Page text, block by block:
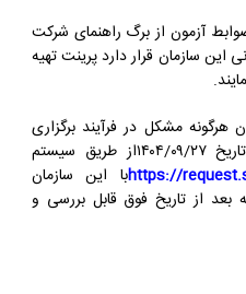
آزمون از برگ راهنمای شرکت
این سازمان قرار دارد پرینت تهیه
هرگونه مشکل در فرآیند برگزاری
برای آنها لازم است، حداکثر تا تاریخ ۱۴۰۴/۰۹/۲۷از طریق سیستم
https://با این سازمان
بعد از تاریخ فوق قابل بررسی و